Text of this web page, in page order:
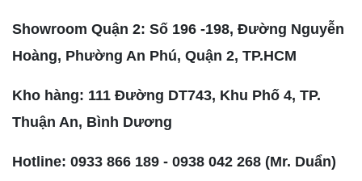
Showroom Quận 2: Số 196 -198, Đường Nguyễn
Hoàng, Phường An Phú, Quận 2, TP.HCM
Kho hàng: 111 Đường DT743, Khu Phố 4, TP.
Thuận An, Bình Dương
Hotline: 0933 866 189 - 0938 042 268 (Mr. Duẩn)